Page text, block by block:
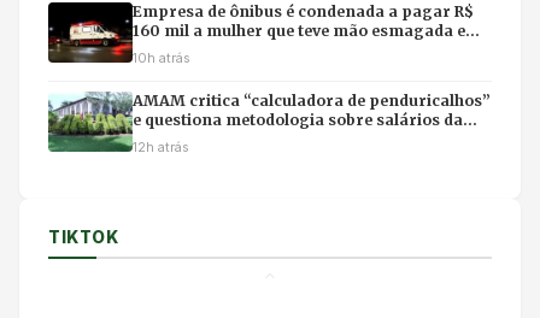
Empresa de ônibus é condenada a pagar R$
160 mil a mulher que teve mão esmagada em
acidente
10h atrás
AMAM critica “calculadora de penduricalhos”
e questiona metodologia sobre salários da
magistratura
12h atrás
TIKTOK